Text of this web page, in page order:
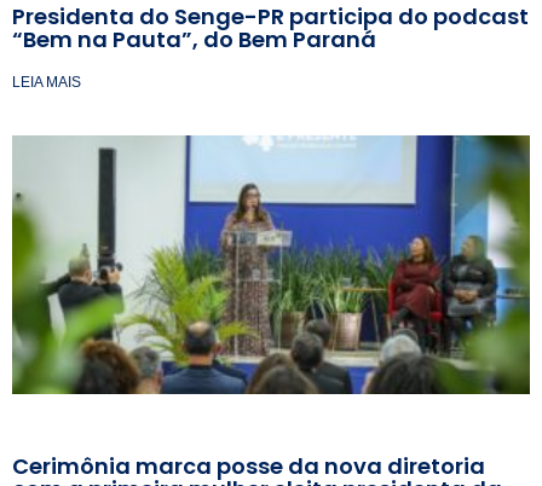
Presidenta do Senge-PR participa do podcast
“Bem na Pauta”, do Bem Paraná
LEIA MAIS
Cerimônia marca posse da nova diretoria